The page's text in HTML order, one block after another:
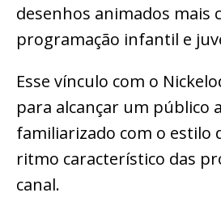
desenhos animados mais
programação infantil e
Esse vínculo com o
para alcançar um público
familiarizado com o estilo
ritmo característico das
canal.